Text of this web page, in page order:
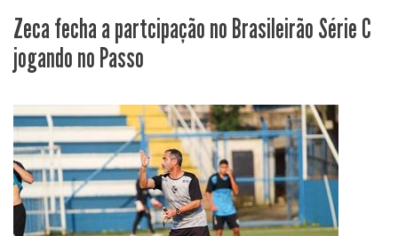
Zeca fecha a partcipação no Brasileirão Série C
jogando no Passo